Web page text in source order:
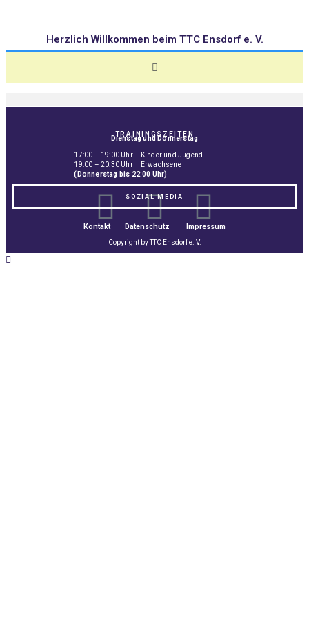
Herzlich Willkommen beim TTC Ensdorf e. V.
TRAININGSZEITEN
Dienstag und Donnerstag
17:00 – 19:00 Uhr Kinder und Jugend
19:00 – 20:30 Uhr Erwachsene
(Donnerstag bis 22:00 Uhr)
SOZIAL MEDIA
Kontakt Datenschutz Impressum
Copyright by TTC Ensdorf e. V.